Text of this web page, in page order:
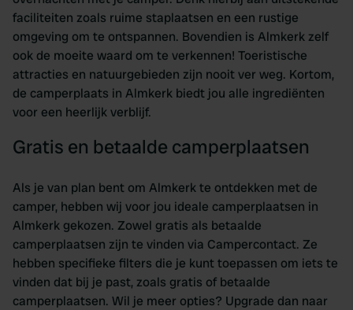
faciliteiten zoals ruime staplaatsen en een rustige
omgeving om te ontspannen. Bovendien is Almkerk zelf
ook de moeite waard om te verkennen! Toeristische
attracties en natuurgebieden zijn nooit ver weg. Kortom,
de camperplaats in Almkerk biedt jou alle ingrediënten
voor een heerlijk verblijf.
Gratis en betaalde camperplaatsen
Als je van plan bent om Almkerk te ontdekken met de
camper, hebben wij voor jou ideale camperplaatsen in
Almkerk gekozen. Zowel gratis als betaalde
camperplaatsen zijn te vinden via Campercontact. Ze
hebben specifieke filters die je kunt toepassen om iets te
vinden dat bij je past, zoals gratis of betaalde
camperplaatsen. Wil je meer opties? Upgrade dan naar